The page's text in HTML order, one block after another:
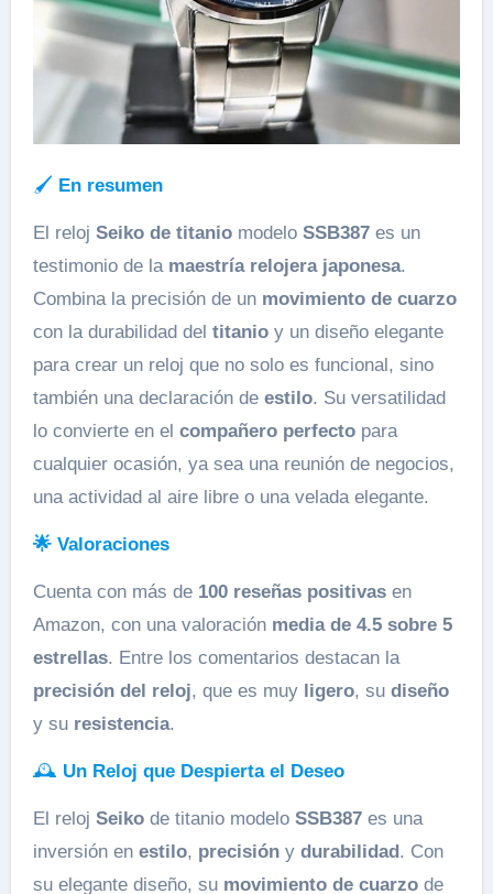
🖌️ En resumen
El reloj Seiko de titaniomodelo SSB387es un
testimonio de la maestría relojera japonesa.
Combina la precisión de un movimiento de cuarzo
con la durabilidad del titanioy un diseño elegante
para crear un reloj que no solo es funcional, sino
también una declaración de estilo. Su versatilidad
lo convierte en el compañero perfectopara
cualquier ocasión, ya sea una reunión de negocios,
una actividad al aire libre o una velada elegante.
🌟 Valoraciones
Cuenta con más de 100 reseñas positivasen
Amazon, con una valoración media de 4.5 sobre 5
estrellas. Entre los comentarios destacan la
precisión del reloj, que es muy ligero, su diseño
y su resistencia.
🕰️ Un Reloj que Despierta el Deseo
El reloj Seikode titanio modelo SSB387es una
inversión en estilo, precisióny durabilidad. Con
su elegante diseño, su movimiento de cuarzode